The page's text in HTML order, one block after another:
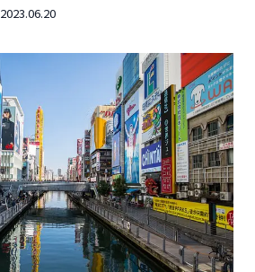
2023.06.20